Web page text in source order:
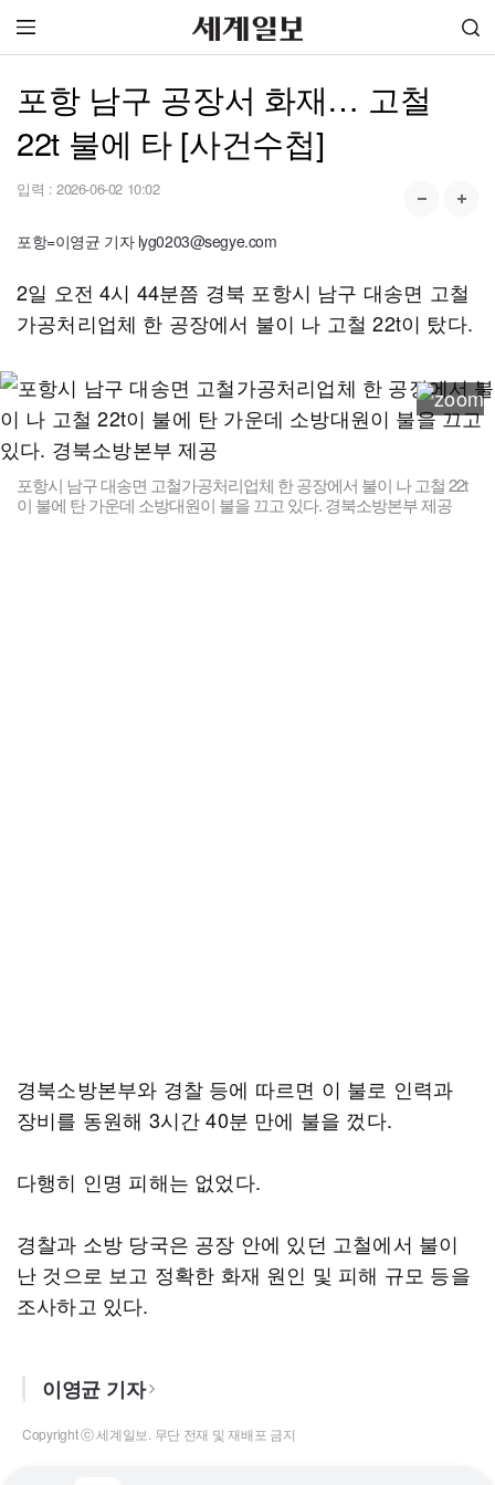
포항 남구 공장서 화재… 고철
22t 불에 타 [사건수첩]
입력 : 2026-06-02 10:02
포항=이영균 기자 lyg0203@segye.com
2일 오전 4시 44분쯤 경북 포항시 남구 대송면 고철
가공처리업체 한 공장에서 불이 나 고철 22t이 탔다.
포항시 남구 대송면 고철가공처리업체 한 공장에서 불이 나 고철 22t
이 불에 탄 가운데 소방대원이 불을 끄고 있다. 경북소방본부 제공
경북소방본부와 경찰 등에 따르면 이 불로 인력과
장비를 동원해 3시간 40분 만에 불을 껐다.
다행히 인명 피해는 없었다.
경찰과 소방 당국은 공장 안에 있던 고철에서 불이
난 것으로 보고 정확한 화재 원인 및 피해 규모 등을
조사하고 있다.
이영균 기자
Copyright ⓒ 세계일보. 무단 전재 및 재배포 금지